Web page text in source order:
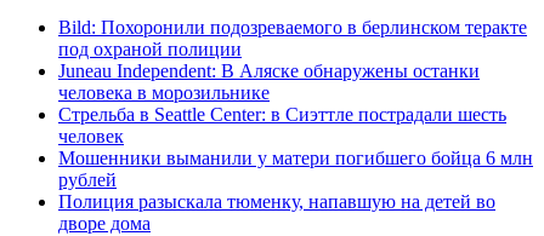
Bild: Похоронили подозреваемого в берлинском теракте
под охраной полиции
Juneau Independent: В Аляске обнаружены останки
человека в морозильнике
Стрельба в Seattle Center: в Сиэттле пострадали шесть
человек
Мошенники выманили у матери погибшего бойца 6 млн
рублей
Полиция разыскала тюменку, напавшую на детей во
дворе дома